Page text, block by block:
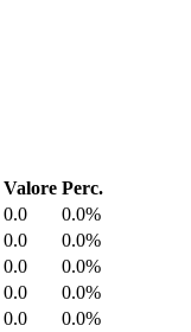
Valore Perc.
0.0
0.0%
0.0
0.0%
0.0
0.0%
0.0
0.0%
0.0
0.0%